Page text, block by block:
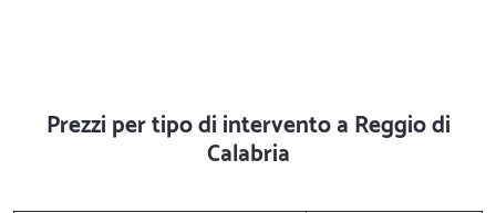
Prezzi per tipo di intervento a Reggio di
Calabria